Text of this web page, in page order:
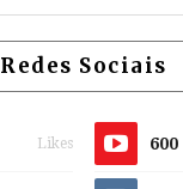
Redes Sociais
Likes 600